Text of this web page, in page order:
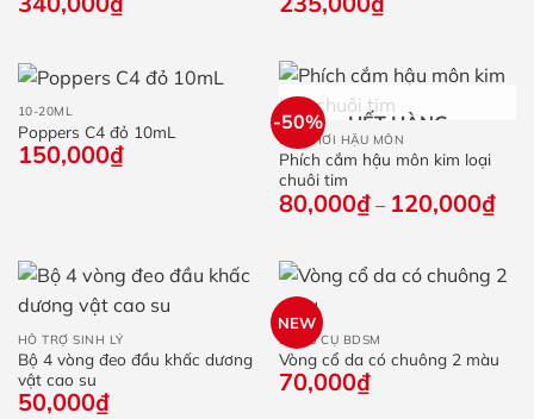
10-20ML
Poppers C4 đỏ 10mL
150,000₫
-50% HẾT HÀNG
ĐỒ CHƠI HẬU MÔN
Phích cắm hậu môn kim loại
chuôi tim
80,000₫ – 120,000₫
giá:
đến
HỖ TRỢ SINH LÝ
Bộ 4 vòng đeo đầu khấc dương
vật cao su
50,000₫
NEW
DỤNG CỤ BDSM
Vòng cổ da có chuông 2 màu
70,000₫